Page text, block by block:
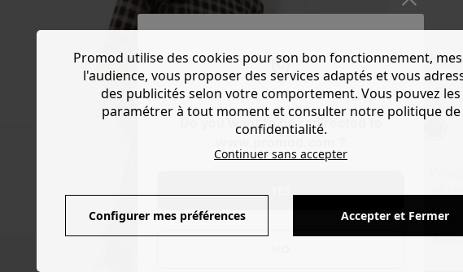
Do you want to be redirected to
ROBE
20,00 €
Couleur :
Voir
Promod utilise des cookies pour son bon fonctionnement,
l'audience, vous proposer des services adaptés et vous
des publicités selon votre comportement. Vous pouvez les
paramétrer à tout moment et consulter notre politique de
confidentialité.
Continuer sans accepter
Configurer mes préférences Accepter et Fermer